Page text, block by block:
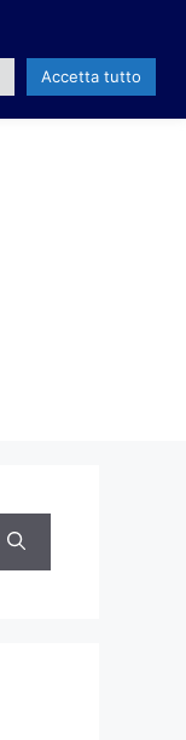
Accetta tutto